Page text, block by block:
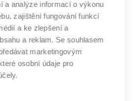
fondů
učení
technické
V BRNĚ
a analýze informací o výkonu
zajištění fungování funkcí
a ke zlepšení a
a reklam. Se souhlasem
marketingovým
osobní údaje pro